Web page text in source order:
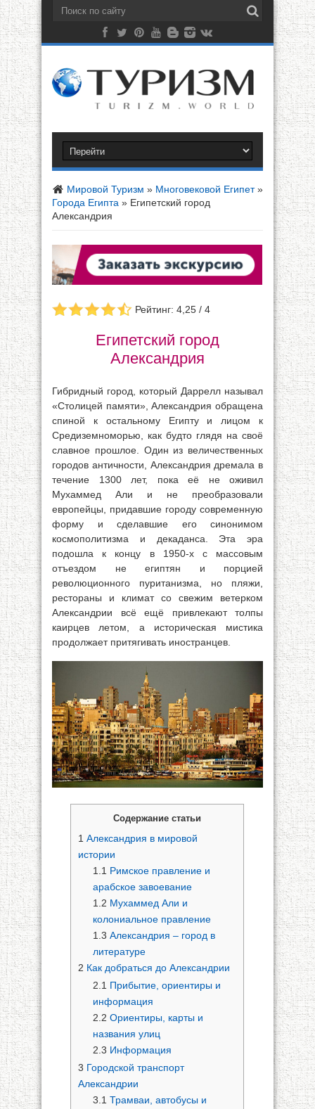
Мировой Туризм » Многовековой Египет »
Города Египта » Египетский город
Александрия
Рейтинг: 4,25 / 4
Египетский город
Александрия
Гибридный город, который Даррелл называл
«Столицей памяти», Александрия обращена
спиной к остальному Египту и лицом к
Средиземноморью, как будто глядя на своё
славное прошлое. Один из величественных
городов античности, Александрия дремала в
течение 1300 лет, пока её не оживил
Мухаммед Али и не преобразовали
европейцы, придавшие городу современную
форму и сделавшие его синонимом
космополитизма и декаданса. Эта эра
подошла к концу в 1950-х с массовым
отъездом не египтян и порцией
революционного пуританизма, но пляжи,
рестораны и климат со свежим ветерком
Александрии всё ещё привлекают толпы
каирцев летом, а историческая мистика
продолжает притягивать иностранцев.
Содержание статьи
1 Александрия в мировой
истории
1.1 Римское правление и
арабское завоевание
1.2 Мухаммед Али и
колониальное правление
1.3 Александрия – город в
литературе
2 Как добраться до Александрии
2.1 Прибытие, ориентиры и
информация
2.2 Ориентиры, карты и
названия улиц
2.3 Информация
3 Городской транспорт
Александрии
3.1 Трамваи, автобусы и